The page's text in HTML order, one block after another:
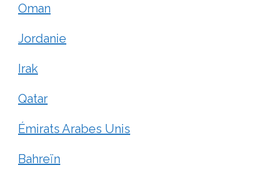
Oman
Jordanie
Irak
Qatar
Émirats Arabes Unis
Bahreïn